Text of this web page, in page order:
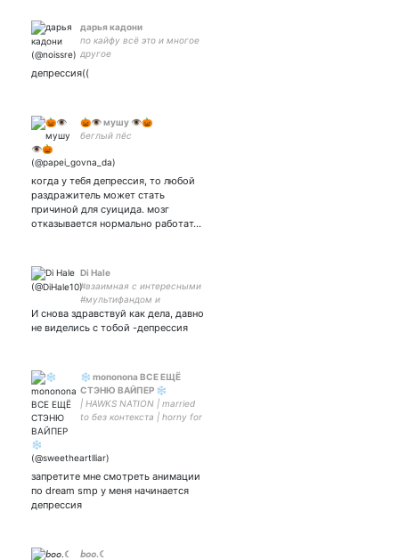
дарья кадони
по кайфу всё это и многое
другое
депрессия((
🎃👁 мушу 👁🎃
беглый пёс
когда у тебя депрессия, то любой
раздражитель может стать
причиной для суицида. мозг
отказывается нормально работат…
Di Hale
#взаимная с интересными
#мультифандом и
разговоры обо всем и не о
чем
И снова здравствуй как дела, давно
не виделись с тобой -депрессия
❄️ mononona ВСЕ ЕЩЁ
СТЭНЮ ВАЙПЕР ❄️
| HAWKS NATION | married
to без контекста | horny for
pronouns are okay
запретите мне смотреть анимации
по dream smp у меня начинается
депрессия
𝘣𝘰𝘰.☾